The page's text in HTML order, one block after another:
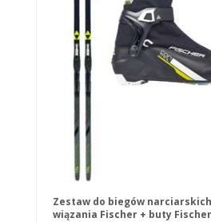
Zestaw do biegów
wiązania Fischer + buty